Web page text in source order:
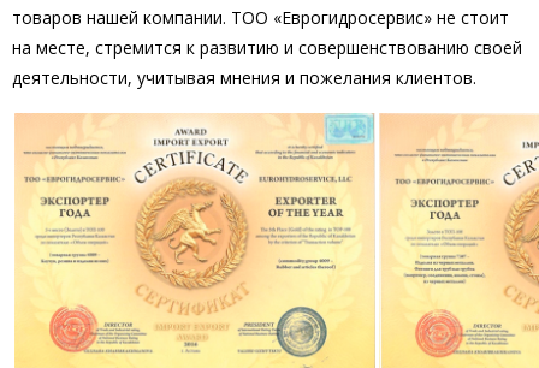
товаров нашей компании. ТОО «Еврогидросервис» не стоит
на месте, стремится к развитию и совершенствованию своей
деятельности, учитывая мнения и пожелания клиентов.